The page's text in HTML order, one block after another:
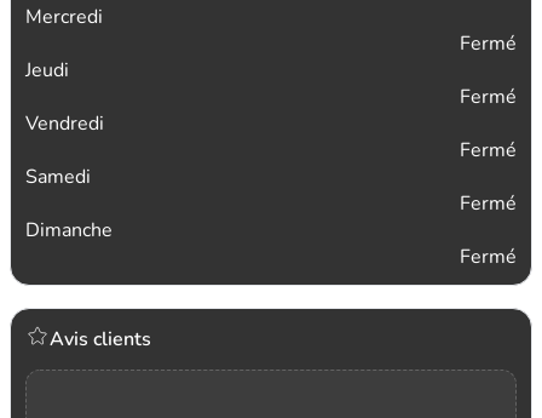
Mercredi
Fermé
Jeudi
Fermé
Vendredi
Fermé
Samedi
Fermé
Dimanche
Fermé
Avis clients